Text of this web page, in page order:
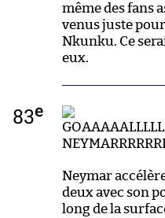
même des fans
venus juste
Nkunku. Ce
eux.
83e
Neymar
deux avec son
long de la